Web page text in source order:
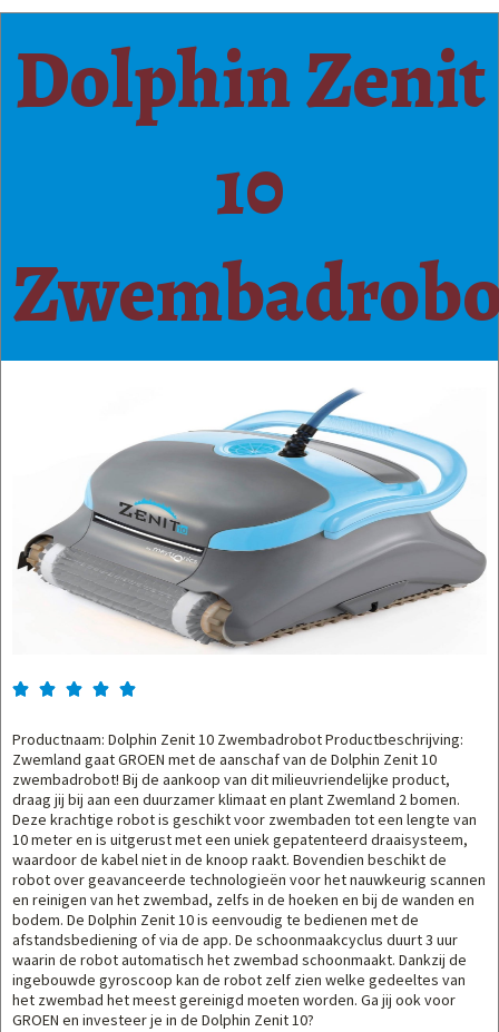
Dolphin Zenit
10
    
Productnaam: Dolphin Zenit 10 Zwembadrobot Productbeschrijving:
Zwemland gaat GROEN met de aanschaf van de Dolphin Zenit 10
zwembadrobot! Bij de aankoop van dit milieuvriendelijke product,
draag jij bij aan een duurzamer klimaat en plant Zwemland 2 bomen.
Deze krachtige robot is geschikt voor zwembaden tot een lengte van
10 meter en is uitgerust met een uniek gepatenteerd draaisysteem,
waardoor de kabel niet in de knoop raakt. Bovendien beschikt de
robot over geavanceerde technologieën voor het nauwkeurig scannen
en reinigen van het zwembad, zelfs in de hoeken en bij de wanden en
bodem. De Dolphin Zenit 10 is eenvoudig te bedienen met de
afstandsbediening of via de app. De schoonmaakcyclus duurt 3 uur
waarin de robot automatisch het zwembad schoonmaakt. Dankzij de
ingebouwde gyroscoop kan de robot zelf zien welke gedeeltes van
het zwembad het meest gereinigd moeten worden. Ga jij ook voor
GROEN en investeer je in de Dolphin Zenit 10?